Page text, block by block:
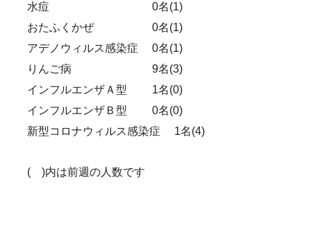
水痘 0名(1)
おたふくかぜ 0名(1)
アデノウィルス感染症 0名(1)
りんご病 9名(3)
インフルエンザＡ型 1名(0)
インフルエンザＢ型 0名(0)
新型コロナウィルス感染症 1名(4)
( )内は前週の人数です